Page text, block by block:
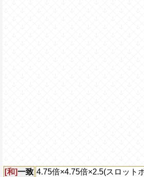
[和]一致 4.75倍×4.75倍×2.5(スロット